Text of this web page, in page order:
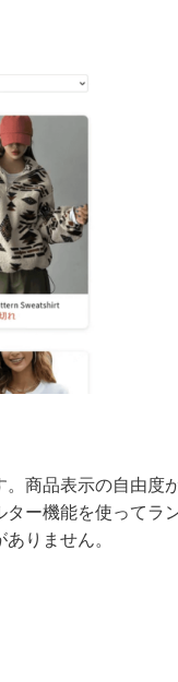
。商品表示の自由度
ー機能を使ってラ
りません。